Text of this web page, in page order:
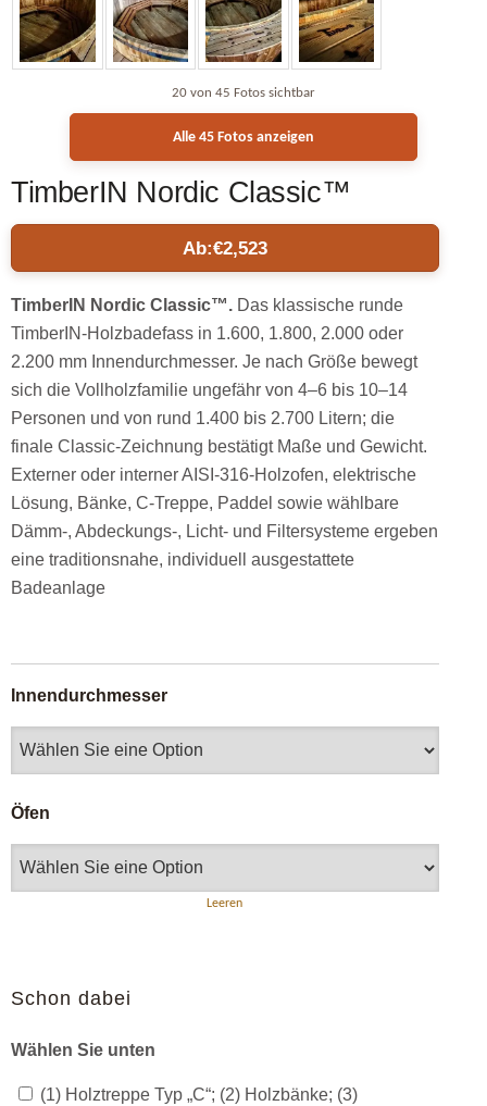
20 von 45 Fotos sichtbar
Alle 45 Fotos anzeigen
TimberIN Nordic Classic™
Ab:€2,523
TimberIN Nordic Classic™. Das klassische runde
TimberIN-Holzbadefass in 1.600, 1.800, 2.000 oder
2.200 mm Innendurchmesser. Je nach Größe bewegt
sich die Vollholzfamilie ungefähr von 4–6 bis 10–14
Personen und von rund 1.400 bis 2.700 Litern; die
finale Classic-Zeichnung bestätigt Maße und Gewicht.
Externer oder interner AISI-316-Holzofen, elektrische
Lösung, Bänke, C-Treppe, Paddel sowie wählbare
Dämm-, Abdeckungs-, Licht- und Filtersysteme ergeben
eine traditionsnahe, individuell ausgestattete
Badeanlage
Innendurchmesser
Öfen
Leeren
Schon dabei
Wählen Sie unten
(1) Holztreppe Typ „C“; (2) Holzbänke; (3)